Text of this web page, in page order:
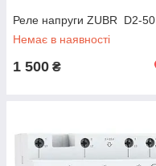
Реле напруги ZUBR D2-50
Немає в наявності
1 500 ₴